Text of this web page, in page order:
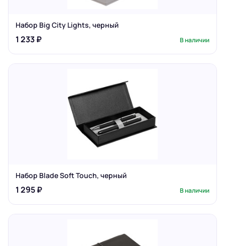
Набор Big City Lights, черный
1 233 ₽ В наличии
Набор Blade Soft Touch, черный
1 295 ₽ В наличии